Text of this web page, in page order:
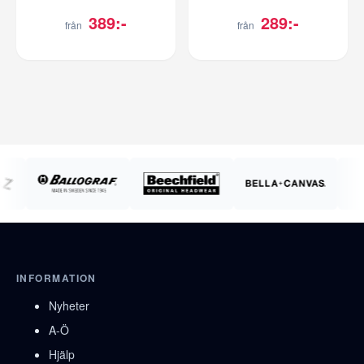
från 389:- från 289:-
INFORMATION
Nyheter
A-Ö
Hjälp